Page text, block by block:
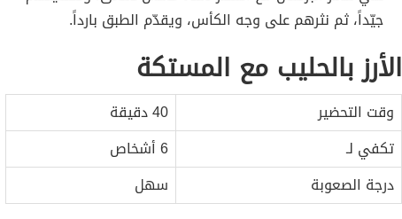
جيّداً، ثم نثرهم على وجه الكأس، ويقدّم الطبق بارداً.
الأرز بالحليب مع المستكة
وقت التحضير
40 دقيقة
تكفي لـ
6 أشخاص
درجة الصعوبة
سهل